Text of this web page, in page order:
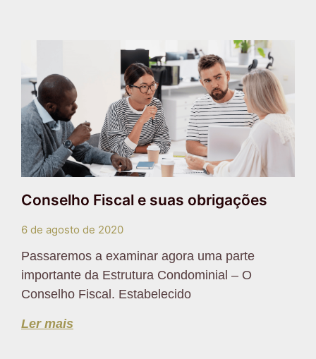
Conselho Fiscal e suas obrigações
6 de agosto de 2020
Passaremos a examinar agora uma parte
importante da Estrutura Condominial – O
Conselho Fiscal. Estabelecido
Ler mais